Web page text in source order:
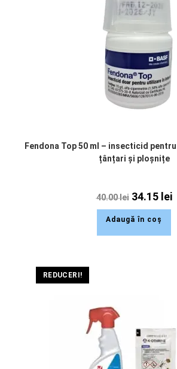
Fendona Top 50 ml – insecticid
țânțari și ploșnițe
40.00lei 34.15 lei
Adaugă în coș
REDUCERI!